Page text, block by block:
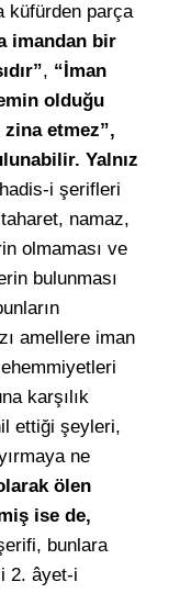
küfürden parça
imandan bir
, “İman
olduğu
etmez”,
Yalnız
hadis-i şerifleri
namaz,
olmaması ve
bulunması
amellere iman
karşılık
ettiği şeyleri,
ne
ölen
ise de,
bunlara
2. âyet-i